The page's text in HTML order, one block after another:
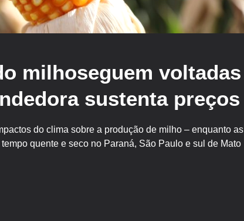
milhoseguem voltadas
sustenta preços
do clima sobre a produção de milho – enquanto as
quente e seco no Paraná, São Paulo e sul de Mato